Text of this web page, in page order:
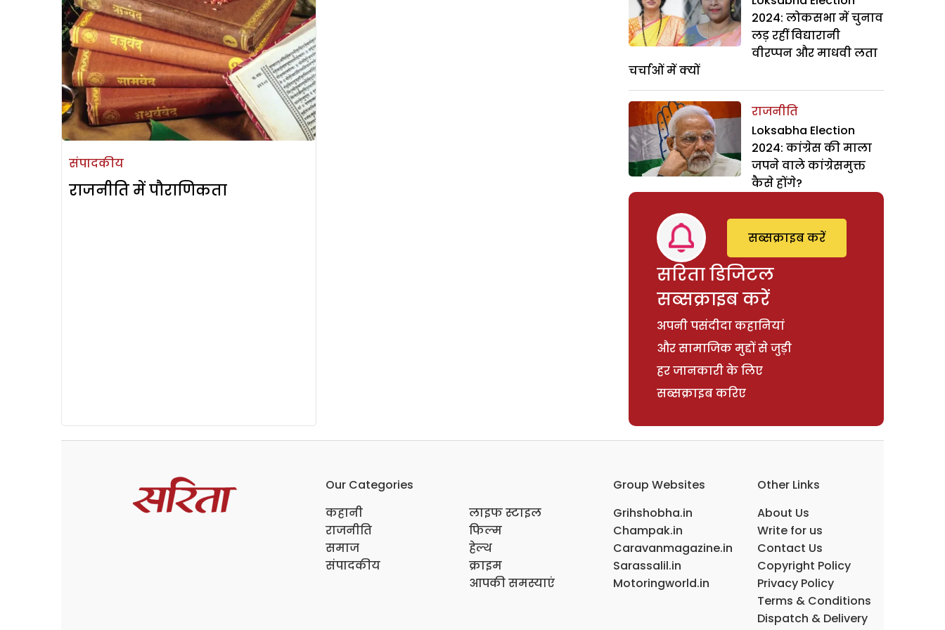
संपादकीय
राजनीति में पौराणिकता
2024: लोकसभा में चुनाव
लड़ रहीं विद्यारानी
वीरप्पन और माधवी लता
चर्चाओं में क्यों
राजनीति
Loksabha Election
2024: कांग्रेस की माला
जपने वाले कांग्रेसमुक्त
कैसे होंगे?
सरिता डिजिटल
सब्सक्राइब करें
अपनी पसंदीदा कहानियां
और सामाजिक मुद्दों से जुड़ी
हर जानकारी के लिए
सब्सक्राइब करिए
सब्सक्राइब करें
Our Categories
कहानी
राजनीति
समाज
संपादकीय
लाइफ स्टाइल
फिल्म
हेल्थ
क्राइम
आपकी समस्याएं
Group Websites
Grihshobha.in
Champak.in
Caravanmagazine.in
Sarassalil.in
Motoringworld.in
Other Links
About Us
Write for us
Contact Us
Copyright Policy
Privacy Policy
Terms & Conditions
Dispatch & Delivery